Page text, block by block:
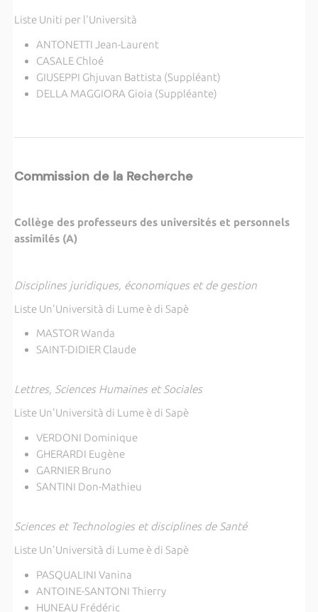
Liste Uniti per l'Università
ANTONETTI Jean-Laurent
CASALE Chloé
GIUSEPPI Ghjuvan Battista (Suppléant)
DELLA MAGGIORA Gioia (Suppléante)
Commission de la Recherche
Collège des professeurs des universités et personnels
assimilés (A)
Disciplines juridiques, économiques et de gestion
Liste Un'Università di Lume è di Sapè
MASTOR Wanda
SAINT-DIDIER Claude
Lettres, Sciences Humaines et Sociales
Liste Un'Università di Lume è di Sapè
VERDONI Dominique
GHERARDI Eugène
GARNIER Bruno
SANTINI Don-Mathieu
Sciences et Technologies et disciplines de Santé
Liste Un'Università di Lume è di Sapè
PASQUALINI Vanina
ANTOINE-SANTONI Thierry
HUNEAU Frédéric